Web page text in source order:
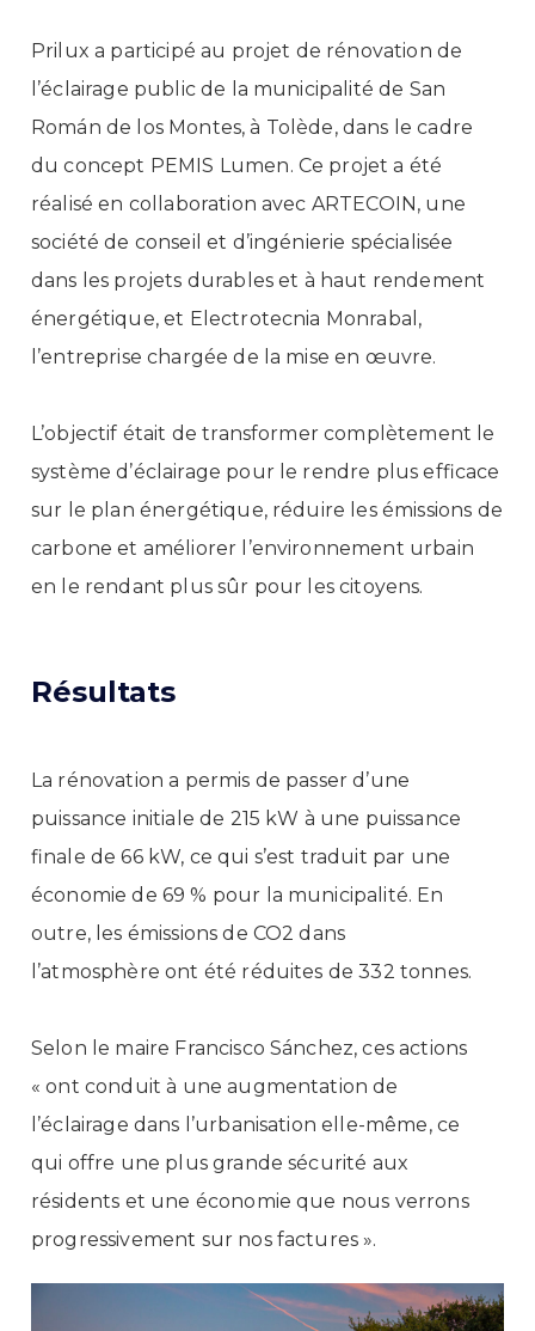
Prilux a participé au projet de rénovation de
l’éclairage public de la municipalité de San
Román de los Montes, à Tolède, dans le cadre
du concept PEMIS Lumen. Ce projet a été
réalisé en collaboration avec ARTECOIN, une
société de conseil et d’ingénierie spécialisée
dans les projets durables et à haut rendement
énergétique, et Electrotecnia Monrabal,
l’entreprise chargée de la mise en œuvre.
L’objectif était de transformer complètement le
système d’éclairage pour le rendre plus efficace
sur le plan énergétique, réduire les émissions de
carbone et améliorer l’environnement urbain
en le rendant plus sûr pour les citoyens.
Résultats
La rénovation a permis de passer d’une
puissance initiale de 215 kW à une puissance
finale de 66 kW, ce qui s’est traduit par une
économie de 69 % pour la municipalité. En
outre, les émissions de CO2 dans
l’atmosphère ont été réduites de 332 tonnes.
Selon le maire Francisco Sánchez, ces actions
« ont conduit à une augmentation de
l’éclairage dans l’urbanisation elle-même, ce
qui offre une plus grande sécurité aux
résidents et une économie que nous verrons
progressivement sur nos factures ».